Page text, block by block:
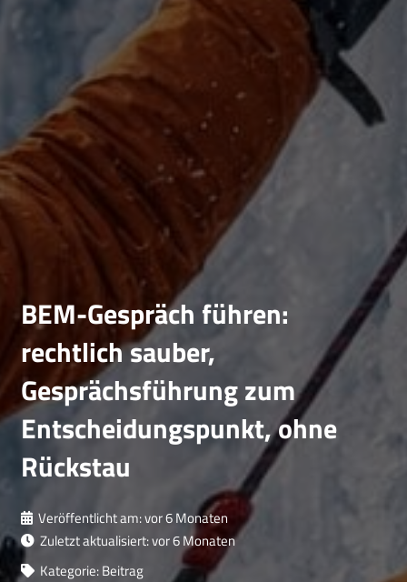
BEM-Gespräch führen:
rechtlich sauber,
Gesprächsführung zum
Entscheidungspunkt, ohne
Rückstau
Veröffentlicht am:vor 6 Monaten
Zuletzt aktualisiert:vor 6 Monaten
Kategorie:Beitrag